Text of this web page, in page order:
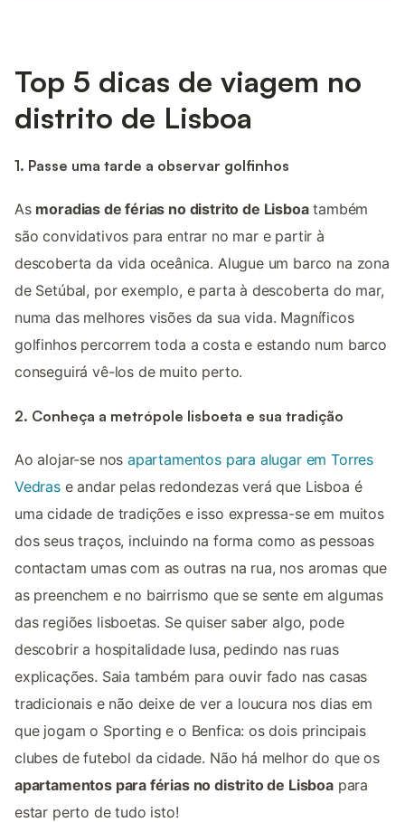
Top 5 dicas de viagem no
distrito de Lisboa
1. Passe uma tarde a observar golfinhos
As moradias de férias no distrito de Lisboatambém
são convidativos para entrar no mar e partir à
descoberta da vida oceânica. Alugue um barco na zona
de Setúbal, por exemplo, e parta à descoberta do mar,
numa das melhores visões da sua vida. Magníficos
golfinhos percorrem toda a costa e estando num barco
conseguirá vê-los de muito perto.
2. Conheça a metrópole lisboeta e sua tradição
Ao alojar-se nosapartamentos para alugar em Torres
Vedrase andar pelas redondezas verá que Lisboa é
uma cidade de tradições e isso expressa-se em muitos
dos seus traços, incluindo na forma como as pessoas
contactam umas com as outras na rua, nos aromas que
as preenchem e no bairrismo que se sente em algumas
das regiões lisboetas. Se quiser saber algo, pode
descobrir a hospitalidade lusa, pedindo nas ruas
explicações. Saia também para ouvir fado nas casas
tradicionais e não deixe de ver a loucura nos dias em
que jogam o Sporting e o Benfica: os dois principais
clubes de futebol da cidade. Não há melhor do que os
apartamentos para férias no distrito de Lisboapara
estar perto de tudo isto!